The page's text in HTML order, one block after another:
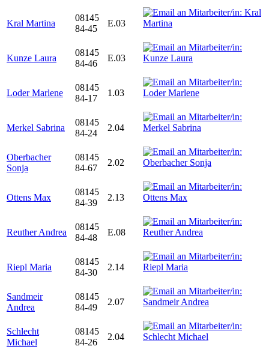
Kral Martina
08145
84-45
E.03
Kunze Laura
08145
84-46
E.03
Loder Marlene
08145
84-17
1.03
Merkel Sabrina
08145
84-24
2.04
Oberbacher
Sonja
08145
84-67
2.02
Ottens Max
08145
84-39
2.13
Reuther Andrea
08145
84-48
E.08
Riepl Maria
08145
84-30
2.14
Sandmeir
Andrea
08145
84-49
2.07
Schlecht
Michael
08145
84-26
2.04